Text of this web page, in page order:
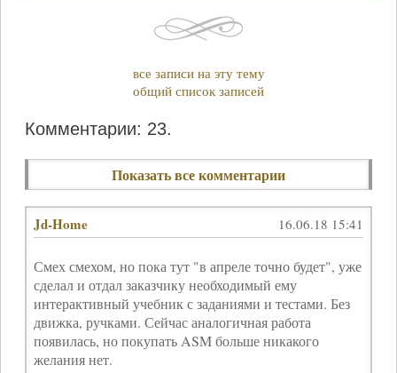
все записи на эту тему
общий список записей
Комментарии: 23.
Показать все комментарии
Jd-Home 16.06.18 15:41
Смех смехом, но пока тут "в апреле точно будет", уже
сделал и отдал заказчику необходимый ему
интерактивный учебник с заданиями и тестами. Без
движка, ручками. Сейчас аналогичная работа
появилась, но покупать ASM больше никакого
желания нет.